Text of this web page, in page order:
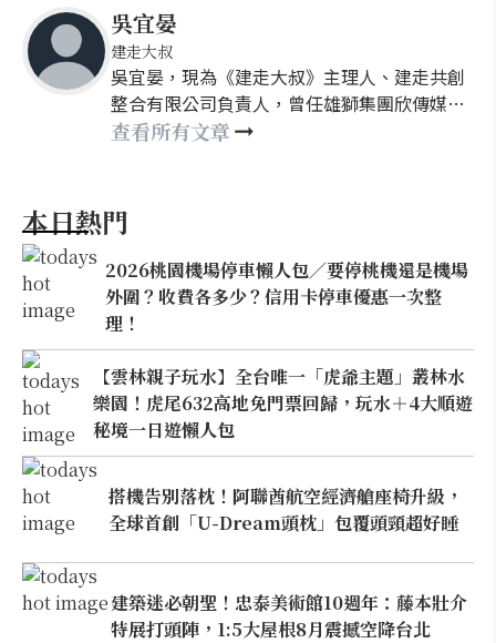
吳宜晏
建走大叔
吳宜晏，現為《建走大叔》主理人、建走共創
整合有限公司負責人，曾任雄獅集團欣傳媒社
群發展部經理&建築社群副總監&欣建築主編
築整合行銷專案之規畫執行工作。
查看所有文章
本日熱門
2026桃園機場停車懶人包／要停桃機還是機場
外圍？收費各多少？信用卡停車優惠一次整
理！
【雲林親子玩水】全台唯一「虎爺主題」叢林水
樂園！虎尾632高地免門票回歸，玩水＋4大順遊
秘境一日遊懶人包
搭機告別落枕！阿聯酋航空經濟艙座椅升級，
全球首創「U-Dream頭枕」包覆頭頸超好睡
建築迷必朝聖！忠泰美術館10週年：藤本壯介
特展打頭陣，1:5大屋根8月震撼空降台北